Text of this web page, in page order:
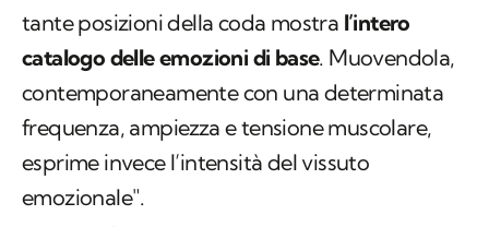
tante posizioni della coda mostra l’intero
catalogo delle emozioni di base. Muovendola,
contemporaneamente con una determinata
frequenza, ampiezza e tensione muscolare,
esprime invece l’intensità del vissuto
emozionale".